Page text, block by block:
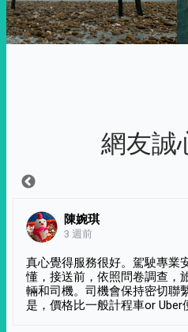
網友誠
陳婉琪
3 週前
真心覺得服務很好。駕駛專業
懂，接送前，依照問卷調查，
輛和司機。司機會保持密切聯
是，價格比一般計程車or